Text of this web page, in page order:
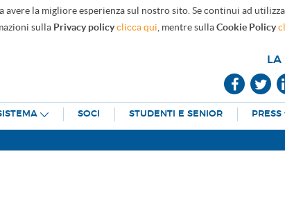
la migliore esperienza sul nostro sito. Se continui ad
sulla Privacy policy clicca qui , mentre sullaCookie Policy
SOCI STUDENTI E SENIOR PRESS